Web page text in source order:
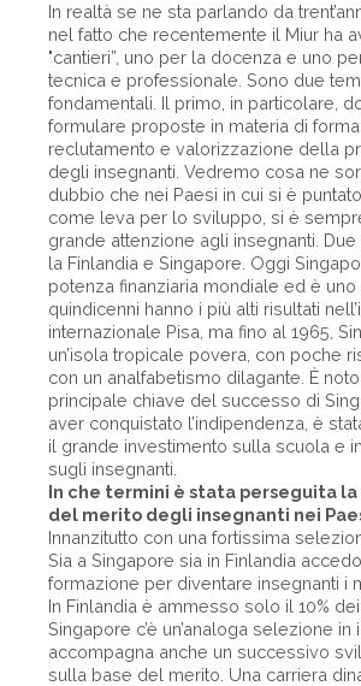
In realtà se ne sta parlando da
nel fatto che recentemente il Miur ha
"cantieri”, uno per la docenza e uno
tecnica e professionale. Sono due
fondamentali. Il primo, in particolare,
formulare proposte in materia di
reclutamento e valorizzazione della
degli insegnanti. Vedremo cosa ne
dubbio che nei Paesi in cui si è
come leva per lo sviluppo, si è
grande attenzione agli insegnanti.
la Finlandia e Singapore. Oggi
potenza finanziaria mondiale ed è uno
quindicenni hanno i più alti risultati
internazionale Pisa, ma fino al 1965,
un’isola tropicale povera, con poche
con un analfabetismo dilagante. È
principale chiave del successo di
aver conquistato l’indipendenza, è
il grande investimento sulla scuola e
sugli insegnanti.
In che termini è stata perseguita
del merito degli insegnanti nei
Innanzitutto con una fortissima
Sia a Singapore sia in Finlandia
formazione per diventare insegnanti i
In Finlandia è ammesso solo il 10%
Singapore c’è un’analoga selezione in
accompagna anche un successivo
sulla base del merito. Una carriera